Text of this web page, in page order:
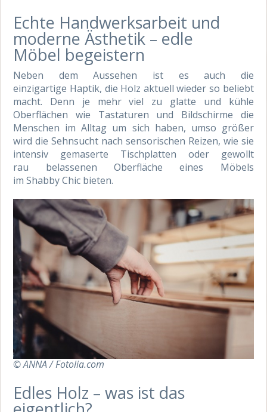
Echte Handwerksarbeit und
moderne Ästhetik – edle
Möbel begeistern
Neben dem Aussehen ist es auch die
einzigartige Haptik, die Holz aktuell wieder so beliebt
macht. Denn je mehr viel zu glatte und kühle
Oberflächen wie Tastaturen und Bildschirme die
Menschen im Alltag um sich haben, umso größer
wird die Sehnsucht nach sensorischen Reizen, wie sie
intensiv gemaserte Tischplatten oder gewollt
rau belassenen Oberfläche eines Möbels
im Shabby Chic bieten.
© ANNA / Fotolia.com
Edles Holz – was ist das